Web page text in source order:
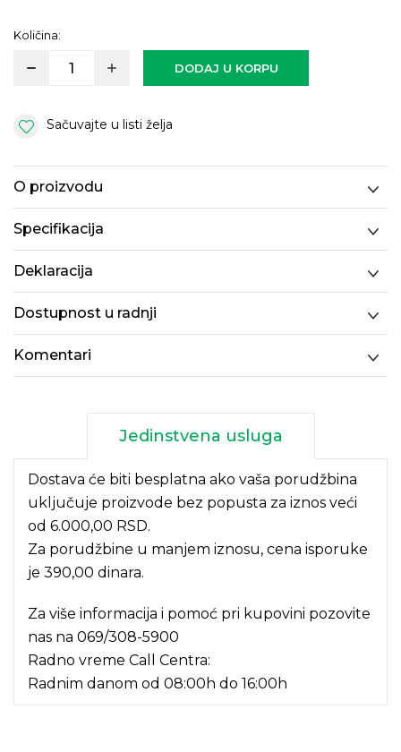
Količina:
DODAJ U KORPU
Sačuvajte u listi želja
O proizvodu
Specifikacija
Deklaracija
Dostupnost u radnji
Komentari
Jedinstvena usluga
Dostava će biti besplatna ako vaša porudžbina
uključuje proizvode bez popusta za iznos veći
od 6.000,00 RSD.
Za porudžbine u manjem iznosu, cena isporuke
je 390,00 dinara.
Za više informacija i pomoć pri kupovini pozovite
nas na 069/308-5900
Radno vreme Call Centra:
Radnim danom od 08:00h do 16:00h